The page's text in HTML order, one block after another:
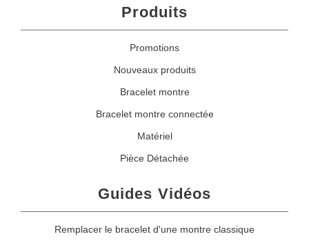
Produits
Promotions
Nouveaux produits
Bracelet montre
Bracelet montre connectée
Matériel
Pièce Détachée
Guides Vidéos
Remplacer le bracelet d'une montre classique